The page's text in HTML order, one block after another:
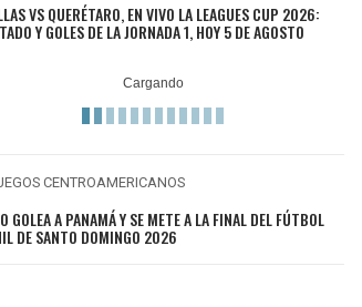
VS QUERÉTARO, EN VIVO LA LEAGUES CUP 2026:
Y GOLES DE LA JORNADA 1, HOY 5 DE AGOSTO
CENTROAMERICANOS
GOLEA A PANAMÁ Y SE METE A LA FINAL DEL FÚTBOL
DE SANTO DOMINGO 2026